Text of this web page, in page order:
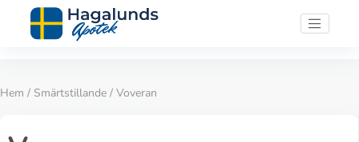
Hem / Smärtstillande / Voveran